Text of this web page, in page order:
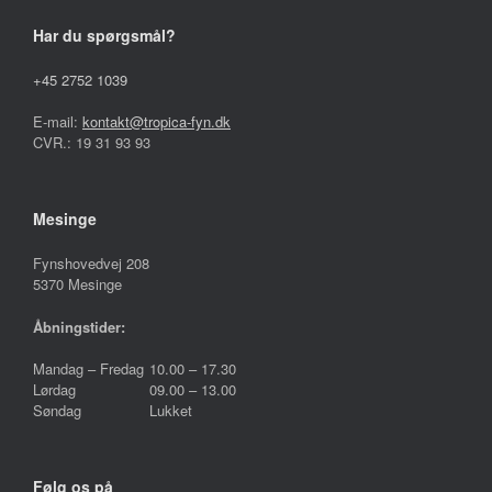
Har du spørgsmål?
+45 2752 1039
E-mail: kontakt@tropica-fyn.dk
CVR.: 19 31 93 93
Mesinge
Fynshovedvej 208
5370 Mesinge
Åbningstider:
Mandag – Fredag
Lørdag
Søndag
10.00 – 17.30
09.00 – 13.00
Lukket
Følg os på